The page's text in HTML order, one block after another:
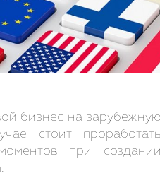
бизнес на
стоит
при